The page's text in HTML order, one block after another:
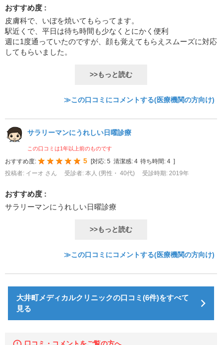
おすすめ度 :
皮膚科で、いぼを焼いてもらってます。
駅近くで、平日は待ち時間も少なくとにかく便利
週に1度通っていたのですが、顔も覚えてもらえスムーズに対応
してもらいました。
>>もっと読む
≫この口コミにコメントする(医療機関の方向け)
サラリーマンにうれしい日曜診療
この口コミは1年以上前のものです
おすすめ度: 5 対応: 5 清潔感: 4 待ち時間: 4
投稿者: イーオ さん
受診者: 本人 (男性・ 40代) 受診時期: 2019年
おすすめ度 :
サラリーマンにうれしい日曜診療
>>もっと読む
≫この口コミにコメントする(医療機関の方向け)
大井町メディカルクリニックの口コミ(6件)をすべて
見る